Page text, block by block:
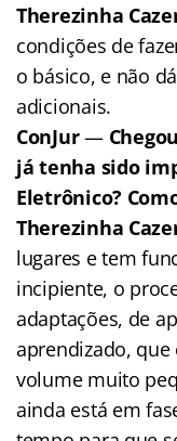
Therezinha
condições de
o básico, e não
adicionais.
ConJur—
já tenha sido
Eletrônico?
Therezinha
lugares e tem
incipiente, o
adaptações, de
aprendizado,
volume muito
ainda está em